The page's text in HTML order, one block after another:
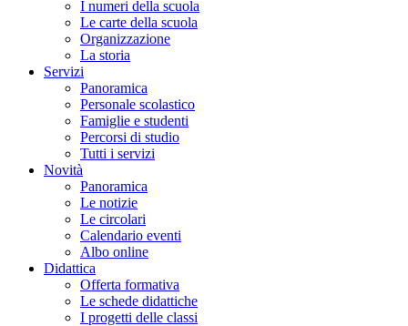
I numeri della scuola
Le carte della scuola
Organizzazione
La storia
Servizi
Panoramica
Personale scolastico
Famiglie e studenti
Percorsi di studio
Tutti i servizi
Novità
Panoramica
Le notizie
Le circolari
Calendario eventi
Albo online
Didattica
Offerta formativa
Le schede didattiche
I progetti delle classi